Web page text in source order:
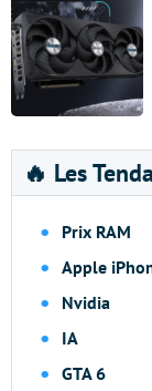
🔥 Les
Prix RAM
Apple
Nvidia
IA
GTA 6